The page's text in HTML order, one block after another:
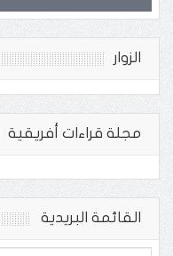
الزوار
مجلة قراءات أفريقية
القائمة البريدية